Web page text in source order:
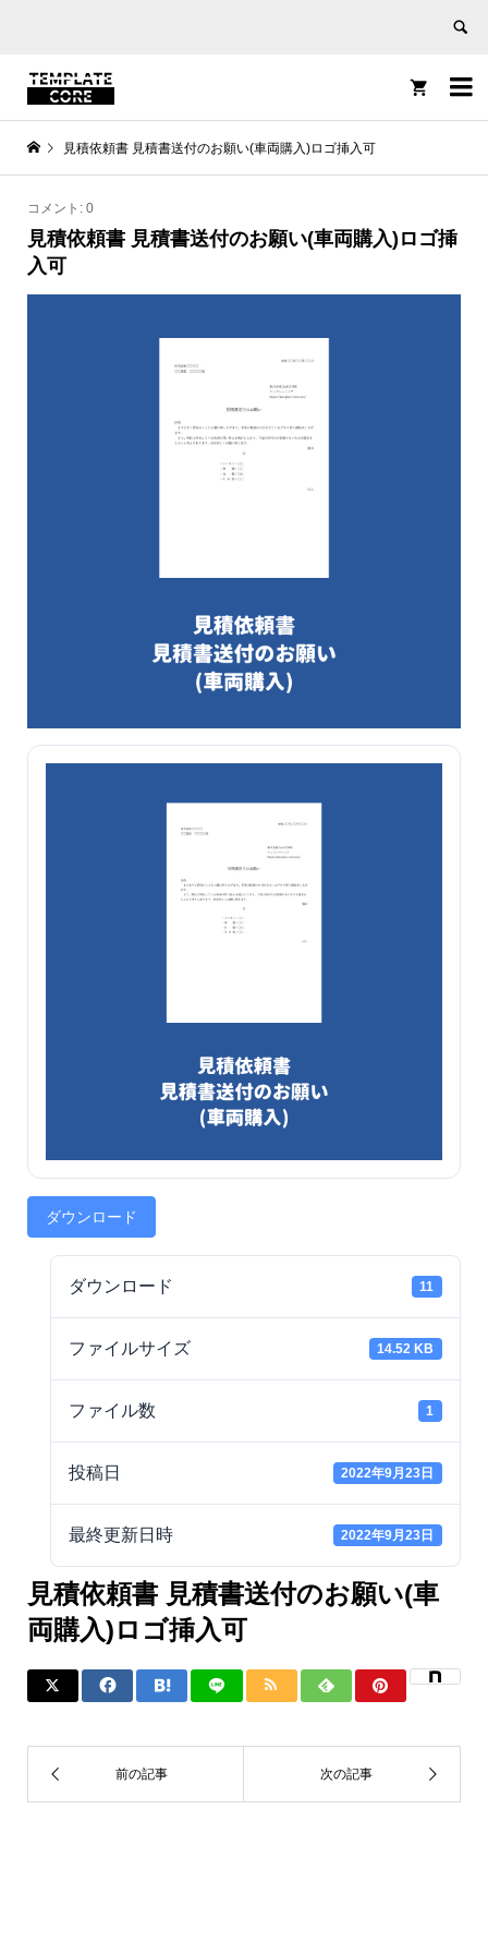


見積依頼書 見積書送付のお願い(車両購入)ロゴ挿入可
コメント: 0
見積依頼書 見積書送付のお願い(車両購入)ロゴ挿
入可
ダウンロード
ダウンロード 11
ファイルサイズ 14.52 KB
ファイル数 1
投稿日 2022年9月23日
最終更新日時 2022年9月23日
見積依頼書 見積書送付のお願い(車
両購入)ロゴ挿入可